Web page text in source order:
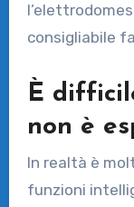
consigliabile
È
non è
In realtà è
funzioni